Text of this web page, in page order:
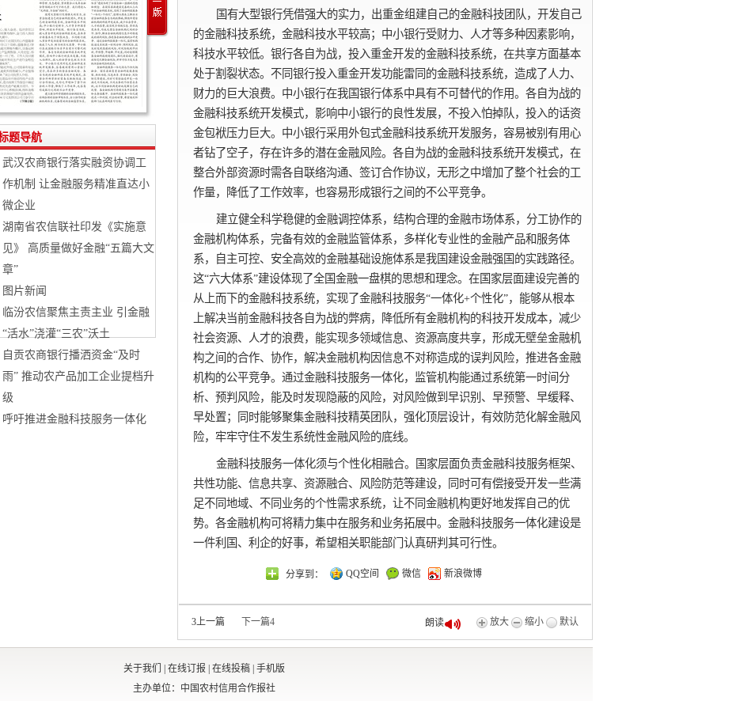
题导航
武汉农商银行落实融资协调工
作机制 让金融服务精准直达小
微企业
湖南省农信联社印发《实施意
见》 高质量做好金融“五篇大文
章”
图片新闻
临汾农信聚焦主责主业 引金融
“活水”浇灌“三农”沃土
自贡农商银行播洒资金“及时
雨” 推动农产品加工企业提档升
级
呼吁推进金融科技服务一体化
国有大型银行凭借强大的实力，出重金组建自己的金融科技团队，开发自己
的金融科技系统，金融科技水平较高；中小银行受财力、人才等多种因素影响，
科技水平较低。银行各自为战，投入重金开发的金融科技系统，在共享方面基本
处于割裂状态。不同银行投入重金开发功能雷同的金融科技系统，造成了人力、
财力的巨大浪费。中小银行在我国银行体系中具有不可替代的作用。各自为战的
金融科技系统开发模式，影响中小银行的良性发展，不投入怕掉队，投入的话资
金包袱压力巨大。中小银行采用外包式金融科技系统开发服务，容易被别有用心
者钻了空子，存在许多的潜在金融风险。各自为战的金融科技系统开发模式，在
整合外部资源时需各自联络沟通、签订合作协议，无形之中增加了整个社会的工
作量，降低了工作效率，也容易形成银行之间的不公平竞争。
建立健全科学稳健的金融调控体系，结构合理的金融市场体系，分工协作的
金融机构体系，完备有效的金融监管体系，多样化专业性的金融产品和服务体
系，自主可控、安全高效的金融基础设施体系是我国建设金融强国的实践路径。
这“六大体系”建设体现了全国金融一盘棋的思想和理念。在国家层面建设完善的
从上而下的金融科技系统，实现了金融科技服务“一体化+个性化”，能够从根本
上解决当前金融科技各自为战的弊病，降低所有金融机构的科技开发成本，减少
社会资源、人才的浪费，能实现多领域信息、资源高度共享，形成无壁垒金融机
构之间的合作、协作，解决金融机构因信息不对称造成的误判风险，推进各金融
机构的公平竞争。通过金融科技服务一体化，监管机构能通过系统第一时间分
析、预判风险，能及时发现隐蔽的风险，对风险做到早识别、早预警、早缓释、
早处置；同时能够聚集金融科技精英团队，强化顶层设计，有效防范化解金融风
险，牢牢守住不发生系统性金融风险的底线。
金融科技服务一体化须与个性化相融合。国家层面负责金融科技服务框架、
共性功能、信息共享、资源融合、风险防范等建设，同时可有偿接受开发一些满
足不同地域、不同业务的个性需求系统，让不同金融机构更好地发挥自己的优
势。各金融机构可将精力集中在服务和业务拓展中。金融科技服务一体化建设是
一件利国、利企的好事，希望相关职能部门认真研判其可行性。
分享到： QQ空间 微信 新浪微博
3上一篇 下一篇4 放大 缩小 默认
朗读
关于我们 在线订报 在线投稿 手机版
主办单位：中国农村信用合作报社